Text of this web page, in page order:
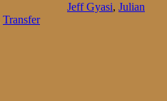
Jeff Gyasi, Julian
Transfer